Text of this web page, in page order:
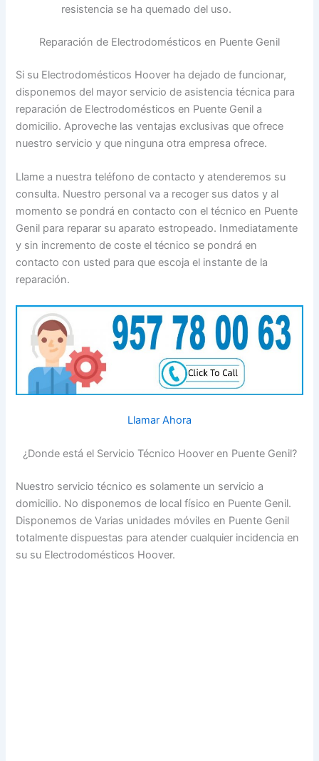
resistencia se ha quemado del uso.
Reparación de Electrodomésticos en Puente Genil
Si su Electrodomésticos Hoover ha dejado de funcionar,
disponemos del mayor servicio de asistencia técnica para
reparación de Electrodomésticos en Puente Genil a
domicilio. Aproveche las ventajas exclusivas que ofrece
nuestro servicio y que ninguna otra empresa ofrece.
Llame a nuestra teléfono de contacto y atenderemos su
consulta. Nuestro personal va a recoger sus datos y al
momento se pondrá en contacto con el técnico en Puente
Genil para reparar su aparato estropeado. Inmediatamente
y sin incremento de coste el técnico se pondrá en
contacto con usted para que escoja el instante de la
reparación.
Llamar Ahora
¿Donde está el Servicio Técnico Hoover en Puente Genil?
Nuestro servicio técnico es solamente un servicio a
domicilio. No disponemos de local físico en Puente Genil.
Disponemos de Varias unidades móviles en Puente Genil
totalmente dispuestas para atender cualquier incidencia en
su su Electrodomésticos Hoover.